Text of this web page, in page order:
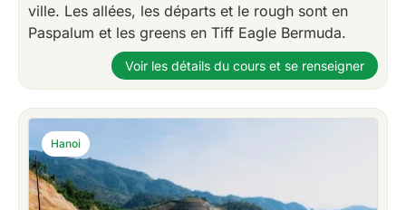
ville. Les allées, les départs et le rough sont en
Paspalum et les greens en Tiff Eagle Bermuda.
Voir les détails du cours et se renseigner
Hanoi